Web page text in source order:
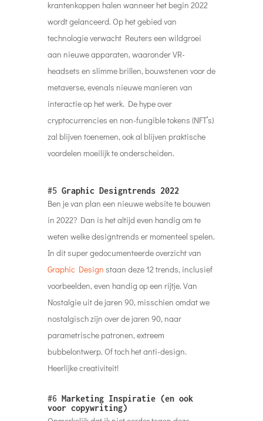
krantenkoppen halen wanneer het begin 2022
wordt gelanceerd. Op het gebied van
technologie verwacht Reuters een wildgroei
aan nieuwe apparaten, waaronder VR-
headsets en slimme brillen, bouwstenen voor de
metaverse, evenals nieuwe manieren van
interactie op het werk. De hype over
cryptocurrencies en non-fungible tokens (NFT’s)
zal blijven toenemen, ook al blijven praktische
voordelen moeilijk te onderscheiden.
#5 Graphic Designtrends 2022
Ben je van plan een nieuwe website te bouwen
in 2022? Dan is het altijd even handig om te
weten welke designtrends er momenteel spelen.
In dit super gedocumenteerde overzicht van
Graphic Design staan deze 12 trends, inclusief
voorbeelden, even handig op een rijtje. Van
Nostalgie uit de jaren 90, misschien omdat we
nostalgisch zijn over de jaren 90, naar
parametrische patronen, extreem
bubbelontwerp. Of toch het anti-design.
Heerlijke creativiteit!
#6 Marketing Inspiratie (en ook
voor copywriting)